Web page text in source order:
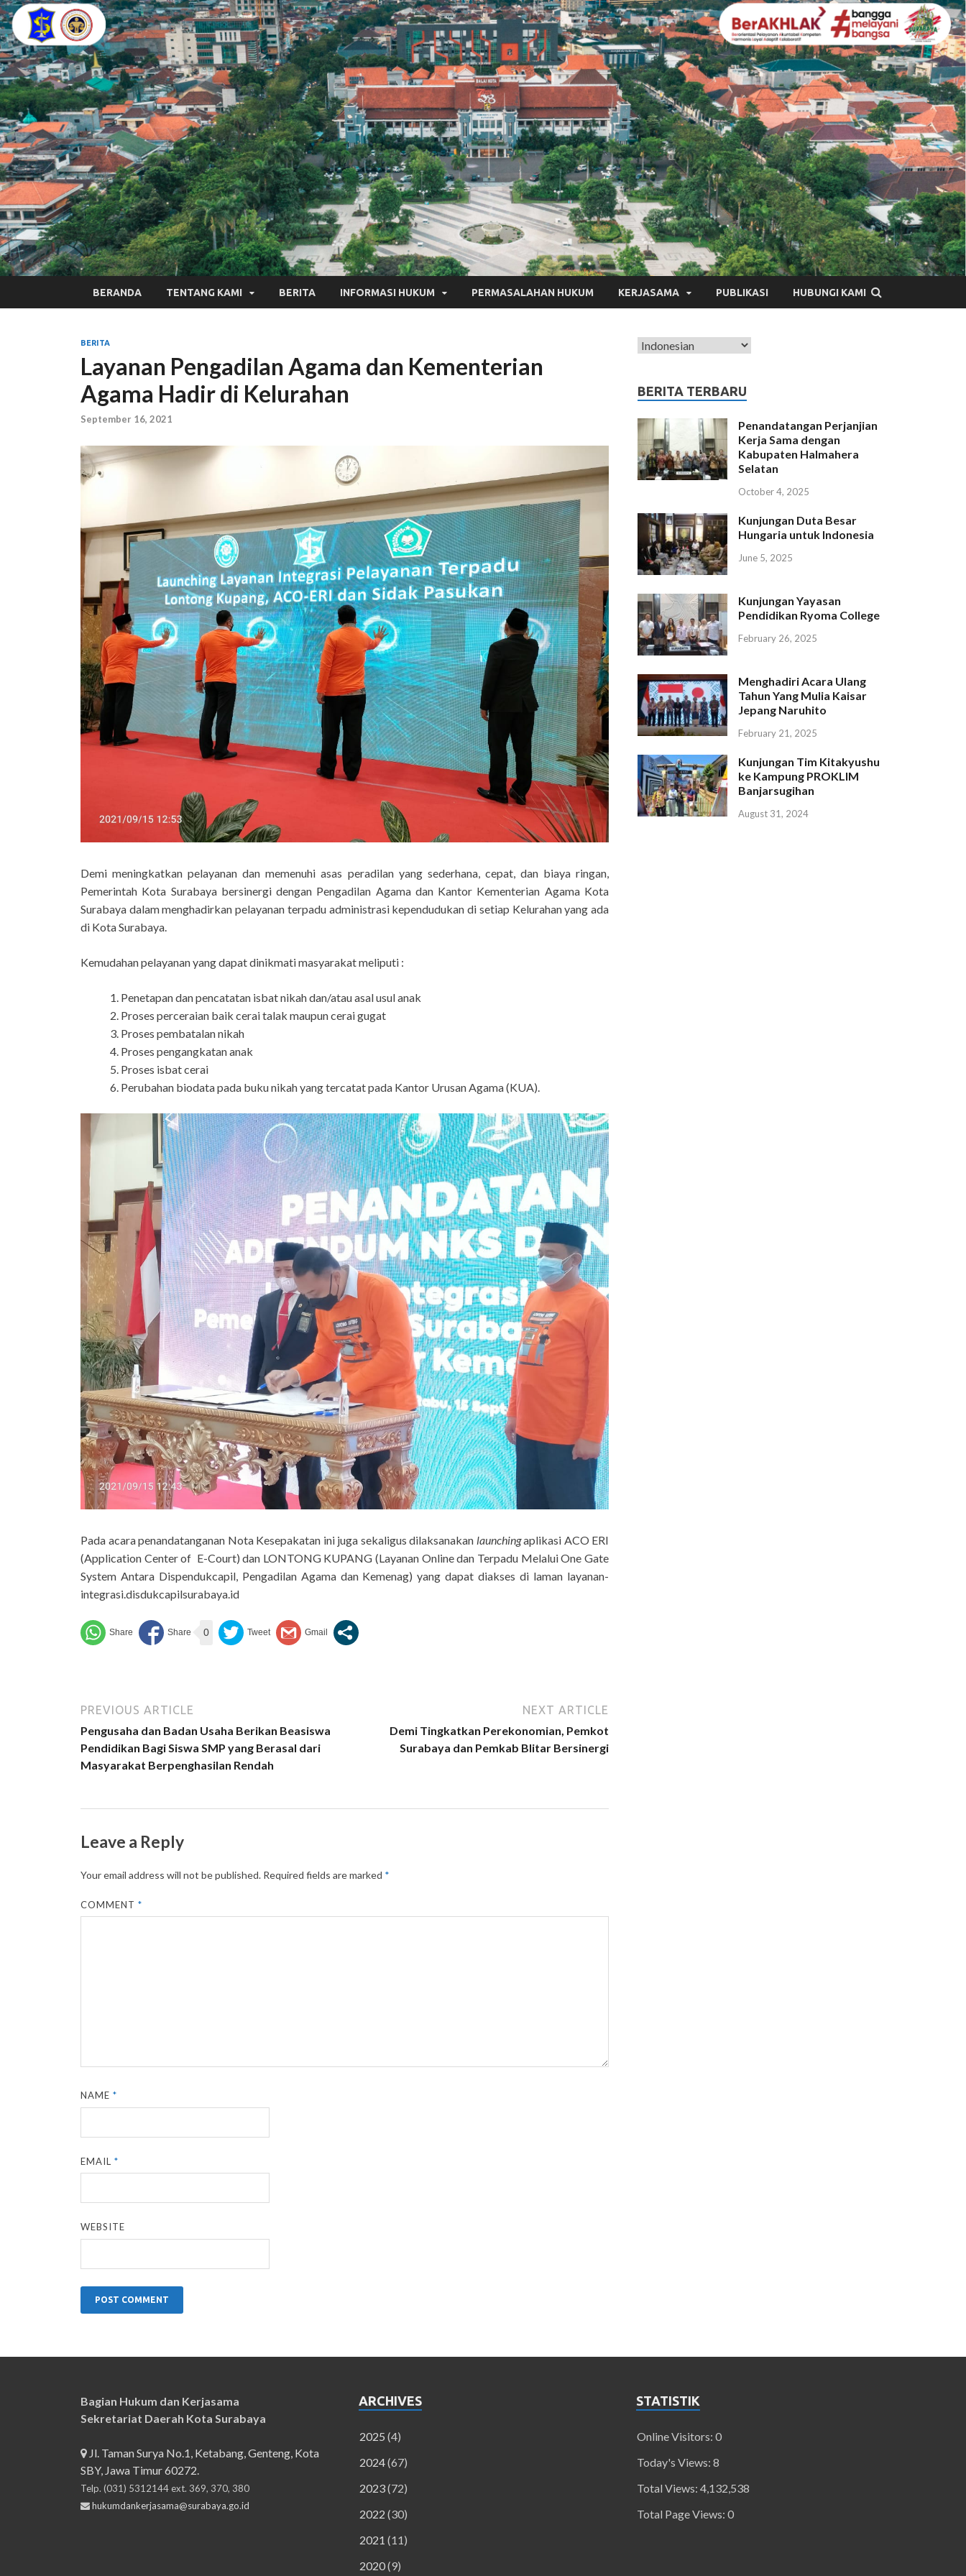
BERANDA TENTANG KAMI BERITA INFORMASI HUKUM PERMASALAHAN HUKUM KERJASAMA PUBLIKASI HUBUNGI KAMI
BERITA
Layanan Pengadilan Agama dan Kementerian
Agama Hadir di Kelurahan
September 16, 2021
Demi meningkatkan pelayanan dan memenuhi asas peradilan yang sederhana, cepat, dan biaya ringan,
Pemerintah Kota Surabaya bersinergi dengan Pengadilan Agama dan Kantor Kementerian Agama Kota
Surabaya dalam menghadirkan pelayanan terpadu administrasi kependudukan di setiap Kelurahan yang ada
di Kota Surabaya.
Kemudahan pelayanan yang dapat dinikmati masyarakat meliputi :
Penetapan dan pencatatan isbat nikah dan/atau asal usul anak
Proses perceraian baik cerai talak maupun cerai gugat
Proses pembatalan nikah
Proses pengangkatan anak
Proses isbat cerai
Perubahan biodata pada buku nikah yang tercatat pada Kantor Urusan Agama (KUA).
Pada acara penandatanganan Nota Kesepakatan ini juga sekaligus dilaksanakan launchingaplikasi ACO ERI
(Application Center of E-Court) dan LONTONG KUPANG (Layanan Online dan Terpadu Melalui One Gate
System Antara Dispendukcapil, Pengadilan Agama dan Kemenag) yang dapat diakses di laman layanan-
integrasi.disdukcapilsurabaya.id
0
PREVIOUS ARTICLE
Pengusaha dan Badan Usaha Berikan Beasiswa
Pendidikan Bagi Siswa SMP yang Berasal dari
Masyarakat Berpenghasilan Rendah
NEXT ARTICLE
Demi Tingkatkan Perekonomian, Pemkot
Surabaya dan Pemkab Blitar Bersinergi
Leave a Reply
Your email address will not be published. Required fields are marked *
COMMENT*
NAME*
EMAIL*
WEBSITE
BERITA TERBARU
Penandatangan Perjanjian
Kerja Sama dengan
Kabupaten Halmahera
Selatan
October 4, 2025
Kunjungan Duta Besar
Hungaria untuk Indonesia
June 5, 2025
Kunjungan Yayasan
Pendidikan Ryoma College
February 26, 2025
Menghadiri Acara Ulang
Tahun Yang Mulia Kaisar
Jepang Naruhito
February 21, 2025
Kunjungan Tim Kitakyushu
ke Kampung PROKLIM
Banjarsugihan
August 31, 2024
Bagian Hukum dan Kerjasama
Sekretariat Daerah Kota Surabaya
Jl. Taman Surya No.1, Ketabang, Genteng, Kota
SBY, Jawa Timur 60272.
Telp. (031) 5312144 ext. 369, 370, 380
hukumdankerjasama@surabaya.go.id
ARCHIVES
2025 (4)
2024(67)
2023(72)
2022 (30)
2021 (11)
2020(9)
STATISTIK
Online Visitors:0
Today's Views:8
Total Views:4,132,538
Total Page Views:0